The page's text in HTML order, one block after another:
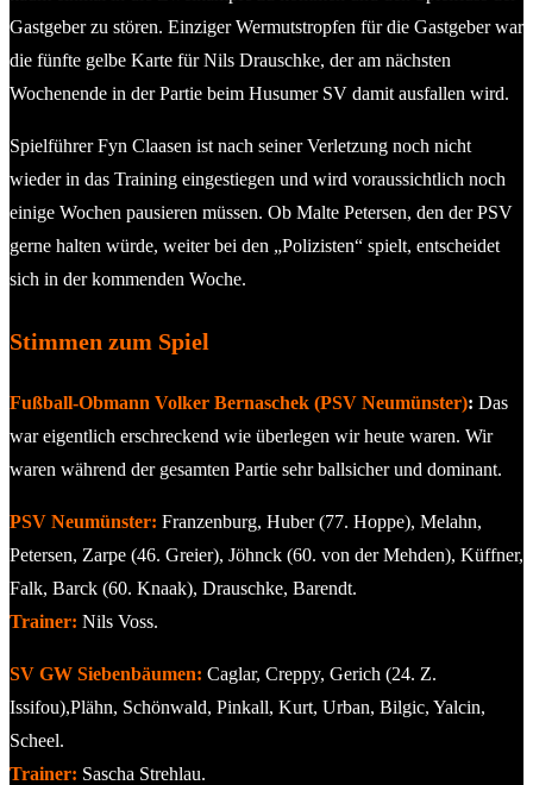
Gastgeber zu stören. Einziger Wermutstropfen für die Gastgeber war
die fünfte gelbe Karte für Nils Drauschke, der am nächsten
Wochenende in der Partie beim Husumer SV damit ausfallen wird.
Spielführer Fyn Claasen ist nach seiner Verletzung noch nicht
wieder in das Training eingestiegen und wird voraussichtlich noch
einige Wochen pausieren müssen. Ob Malte Petersen, den der PSV
gerne halten würde, weiter bei den „Polizisten“ spielt, entscheidet
sich in der kommenden Woche.
Stimmen zum Spiel
Fußball-Obmann Volker Bernaschek (PSV Neumünster): Das
war eigentlich erschreckend wie überlegen wir heute waren. Wir
waren während der gesamten Partie sehr ballsicher und dominant.
PSV Neumünster: Franzenburg, Huber (77. Hoppe), Melahn,
Petersen, Zarpe (46. Greier), Jöhnck (60. von der Mehden), Küffner,
Falk, Barck (60. Knaak), Drauschke, Barendt.
Trainer: Nils Voss.
SV GW Siebenbäumen: Caglar, Creppy, Gerich (24. Z.
Issifou),Plähn, Schönwald, Pinkall, Kurt, Urban, Bilgic, Yalcin,
Scheel.
Trainer: Sascha Strehlau.